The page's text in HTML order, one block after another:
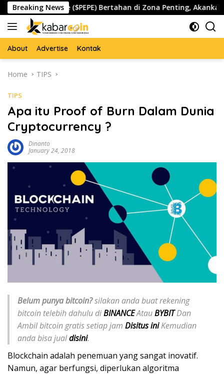
Skip
to
content
Breaking News
Pepe ($PEPE) Bertahan di Zona Penting, Akankah Memicu
About Advertise Kontak
Home TIPS
TIPS
Apa itu Proof of Burn Dalam Dunia
Cryptocurrency ?
Dinanto
January 24, 2018
Belum punya bitcoin?silakan anda buat rekening
bitcoin telebih dahulu diBINANCEAtauBYBITDan
Ambil bitcoin gratis setiap jam Disitus iniKemudian
anda bisa jualdisini.
Blockchain adalah penemuan yang sangat inovatif.
Namun, agar berfungsi, diperlukan algoritma